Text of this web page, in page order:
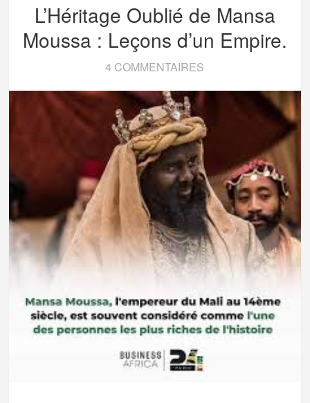
L’Héritage Oublié de Mansa
Moussa : Leçons d’un Empire.
4 COMMENTAIRES